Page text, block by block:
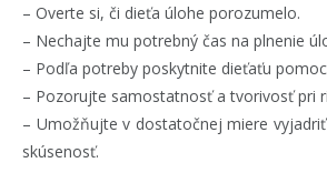
– Overte si, či dieťa úlohe porozumelo.
– Nechajte mu potrebný čas na plnenie
– Podľa potreby poskytnite dieťaťu
– Pozorujte samostatnosť a tvorivosť pri
– Umožňujte v dostatočnej miere
skúsenosť.